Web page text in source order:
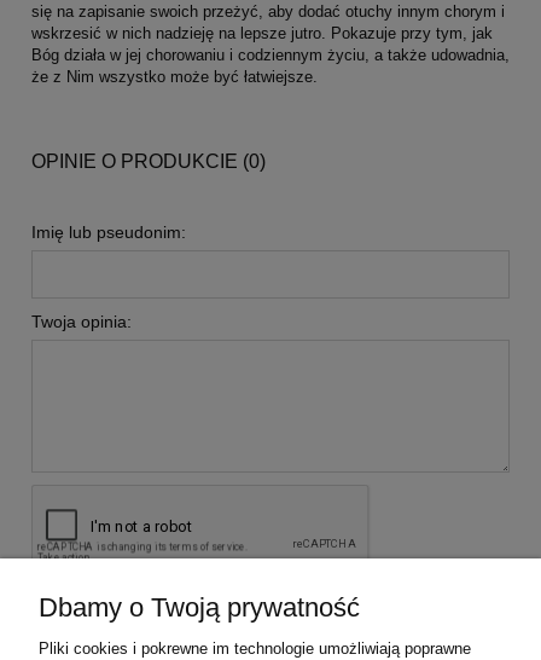
się na zapisanie swoich przeżyć, aby dodać otuchy innym chorym i
wskrzesić w nich nadzieję na lepsze jutro. Pokazuje przy tym, jak
Bóg działa w jej chorowaniu i codziennym życiu, a także udowadnia,
że z Nim wszystko może być łatwiejsze.
OPINIE O PRODUKCIE (0)
Imię lub pseudonim:
Twoja opinia:
Dbamy o Twoją prywatność
Pliki cookies i pokrewne im technologie umożliwiają poprawne